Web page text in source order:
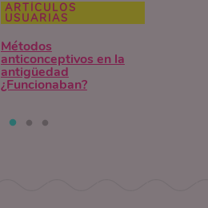
ARTÍCULOS
USUARIAS
Métodos
anticonceptivos en la
antigüedad
¿Funcionaban?